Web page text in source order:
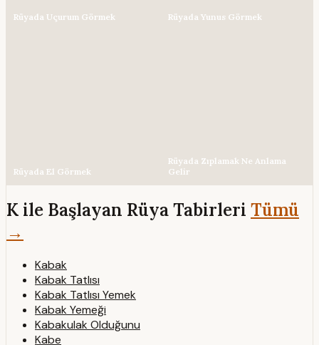
Rüyada Uçurum Görmek Rüyada Yunus Görmek
Rüyada El Görmek
Rüyada Zıplamak Ne Anlama
Gelir
K ile Başlayan Rüya Tabirleri Tümü
→
Kabak
Kabak Tatlısı
Kabak Tatlısı Yemek
Kabak Yemeği
Kabakulak Olduğunu
Kabe